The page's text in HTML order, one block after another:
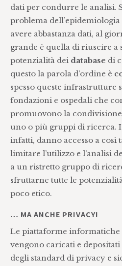
dati per condurre le analisi.
problema
avere abbastanza dati, al
grande è quella di riuscire a
potenzialità dei database di
questo la parola d’ordine è
spesso queste infrastrutture
fondazioni e ospedali che
promuovono la
uno o più gruppi di ricerca.
infatti, danno accesso a
limitare l’utilizzo e l’analisi
a un ristretto gruppo di
sfruttarne tutte le
poco etico.
… MA ANCHE PRIVACY!
Le piattaforme
vengono caricati e
degli standard di privacy e